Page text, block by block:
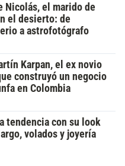
Nicolás, el marido de
el desierto: de
a astrofotógrafo
Karpan, el ex novio
construyó un negocio
en Colombia
tendencia con su look
volados y joyería